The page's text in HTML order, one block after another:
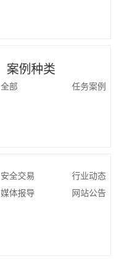
案例种类
全部 任务案例
安全交易
行业动态
媒体报导
网站公告